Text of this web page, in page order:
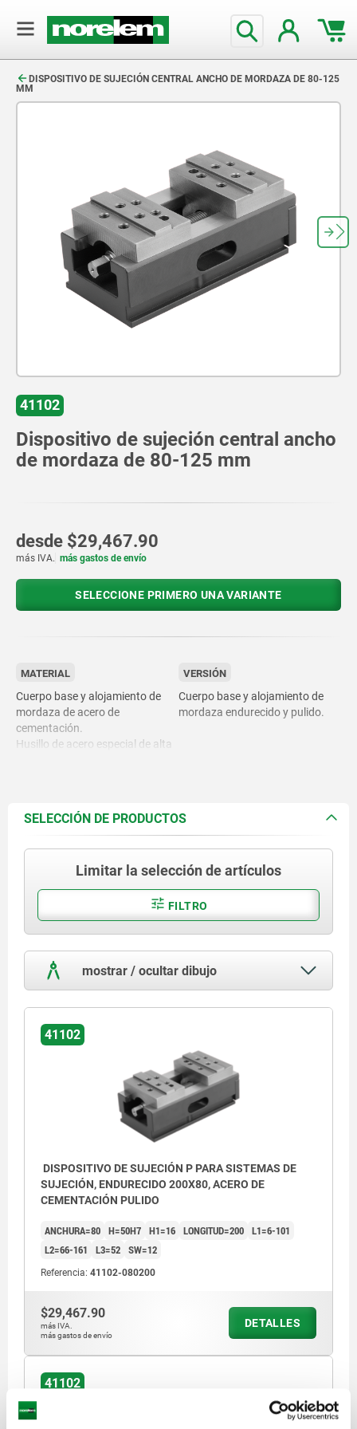
DISPOSITIVO DE SUJECIÓN CENTRAL ANCHO DE MORDAZA DE 80-125
MM
41102
Dispositivo de sujeción central ancho
de mordaza de 80-125 mm
desde $29,467.90
más IVA. más gastos de envío
SELECCIONE PRIMERO UNA VARIANTE
MATERIAL
Cuerpo base y alojamiento de
mordaza de acero de
cementación.
Husillo de acero especial de alta
VERSIÓN
Cuerpo base y alojamiento de
mordaza endurecido y pulido.
SELECCIÓN DE PRODUCTOS
Limitar la selección de artículos
FILTRO
mostrar / ocultar dibujo
41102
DISPOSITIVO DE SUJECIÓN P PARA SISTEMAS DE
SUJECIÓN, ENDURECIDO 200X80, ACERO DE
CEMENTACIÓN PULIDO
ANCHURA=80 H=50H7 H1=16 LONGITUD=200 L1=6-101
L2=66-161
L3=52 SW=12
Referencia: 41102-080200
$29,467.90
más IVA.
más gastos de envío
DETALLES
41102